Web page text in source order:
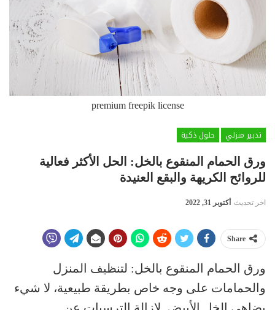
premium freepik license
تدبير منزلي
حلول ذكية
ورق الحمام المنقوع بالخل: الحل الأكثر فعالية
للروائح الكريهة والبقع العنيدة
اخر تحديث أكتوبر 31, 2022
Share
ورق الحمام المنقوع بالخل: لتنظيف المنزل
والحمامات على وجه خاص بطريقة طبيعية، لا شيء